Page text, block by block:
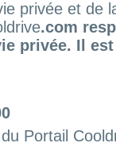
privée et de
.com
privée. Il
Portail